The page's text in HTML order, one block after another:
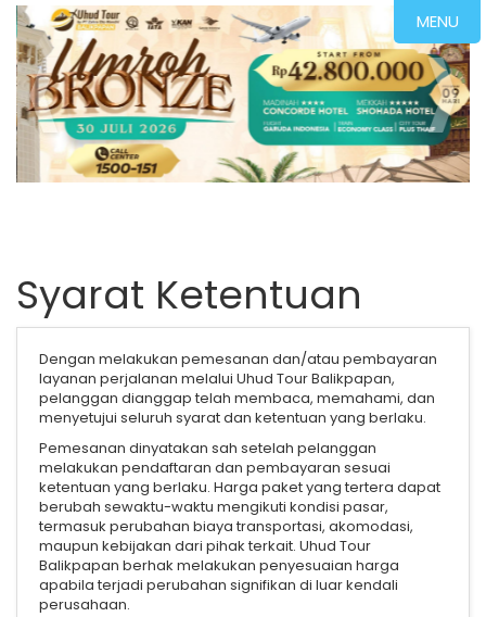
Syarat Ketentuan
Dengan melakukan pemesanan dan/atau pembayaran
layanan perjalanan melalui Uhud Tour Balikpapan,
pelanggan dianggap telah membaca, memahami, dan
menyetujui seluruh syarat dan ketentuan yang berlaku.
Pemesanan dinyatakan sah setelah pelanggan
melakukan pendaftaran dan pembayaran sesuai
ketentuan yang berlaku. Harga paket yang tertera dapat
berubah sewaktu-waktu mengikuti kondisi pasar,
termasuk perubahan biaya transportasi, akomodasi,
maupun kebijakan dari pihak terkait. Uhud Tour
Balikpapan berhak melakukan penyesuaian harga
apabila terjadi perubahan signifikan di luar kendali
perusahaan.
MENU